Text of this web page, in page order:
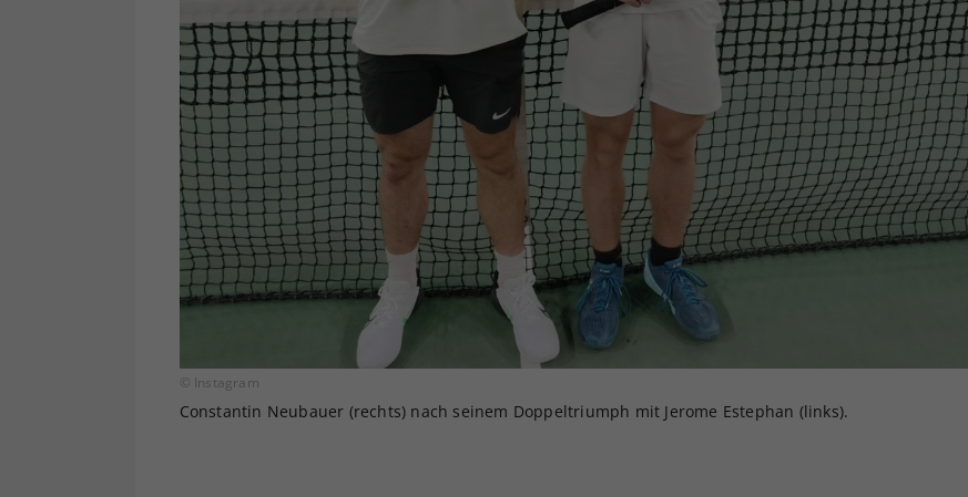
© Instagram
Constantin Neubauer (rechts) nach seinem Doppeltriumph mit Jerome Estephan (links).